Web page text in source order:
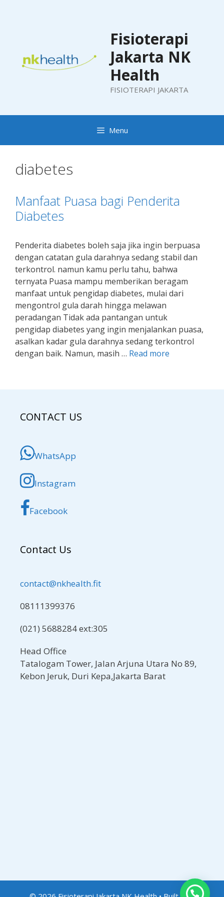
Fisioterapi
Jakarta NK
Health
FISIOTERAPI JAKARTA
Menu
diabetes
Manfaat Puasa bagi Penderita
Diabetes
Penderita diabetes boleh saja jika ingin berpuasa
dengan catatan gula darahnya sedang stabil dan
terkontrol. namun kamu perlu tahu, bahwa
ternyata Puasa mampu memberikan beragam
manfaat untuk pengidap diabetes, mulai dari
mengontrol gula darah hingga melawan
peradangan Tidak ada pantangan untuk
pengidap diabetes yang ingin menjalankan puasa,
asalkan kadar gula darahnya sedang terkontrol
dengan baik. Namun, masih … Read more
CONTACT US
WhatsApp
Instagram
Facebook
Contact Us
contact@nkhealth.fit
08111399376
(021) 5688284 ext:305
Head Office
Tatalogam Tower, Jalan Arjuna Utara No 89,
Kebon Jeruk, Duri Kepa,Jakarta Barat